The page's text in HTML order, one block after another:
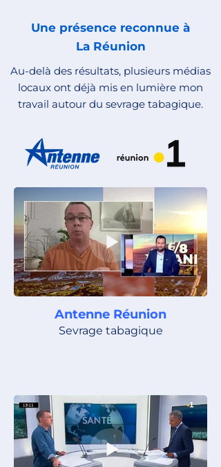
Une présence reconnue à
La Réunion
Au-delà des résultats, plusieurs médias
locaux ont déjà mis en lumière mon
travail autour du sevrage tabagique.
Antenne Réunion
Sevrage tabagique